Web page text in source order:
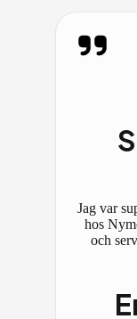
Jag var
hos
och